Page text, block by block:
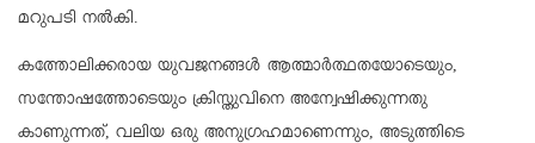
മറുപടി നൽകി.
കത്തോലിക്കരായ യുവജനങ്ങള്‍ ആത്മാര്‍ത്ഥതയോടെയും,
സന്തോഷത്തോടെയും ക്രിസ്തുവിനെ അന്വേഷിക്കുന്നതു
കാണുന്നത്, വലിയ ഒരു അനുഗ്രഹമാണെന്നും, അടുത്തിടെ